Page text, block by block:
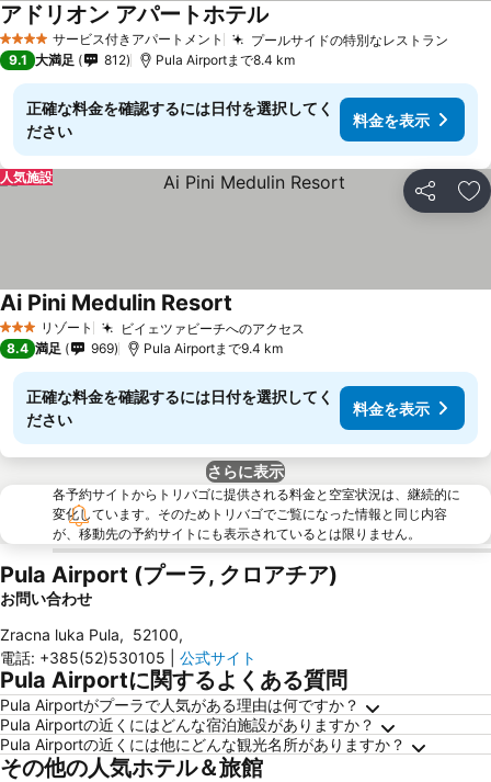
4 ホテルのランクサービス付きアパートメント プールサイドの特別なレストラン
アドリオン アパートホテル
9.1 大満足 812 Pula Airportまで8.4 km
正確な料金を確認するには日付を選択してく
ださい
料金を表示
シェア お
人気施設
3 ホテルのランク
リゾート ビイェツァビーチへのアクセス
Ai Pini Medulin Resort
8.4 満足 969 Pula Airportまで9.4 km
正確な料金を確認するには日付を選択してく
ださい
料金を表示
さらに表示
各予約サイトからトリバゴに提供される料金と空室状況は、継続的に
変化しています。そのためトリバゴでご覧になった情報と同じ内容
が、移動先の予約サイトにも表示されているとは限りません。
Pula Airport (プーラ, クロアチア)
お問い合わせ
Zracna luka Pula, 52100,
電話: +385(52)530105 公式サイト
Pula Airportに関するよくある質問
Pula Airportがプーラで人気がある理由は何ですか？
Pula Airportの近くにはどんな宿泊施設がありますか？
Pula Airportの近くには他にどんな観光名所がありますか？
その他の人気ホテル＆旅館